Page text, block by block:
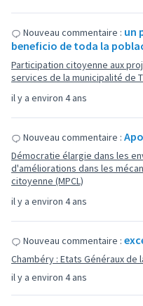
il y a environ 4 ans
Nouveau commentaire : un
beneficio de toda la
Participation citoyenne aux
services de la municipalité de
il y a environ 4 ans
Nouveau commentaire :
Démocratie élargie dans les
d'améliorations dans les
citoyenne (MPCL)
il y a environ 4 ans
Nouveau commentaire :
Chambéry : Etats Généraux de